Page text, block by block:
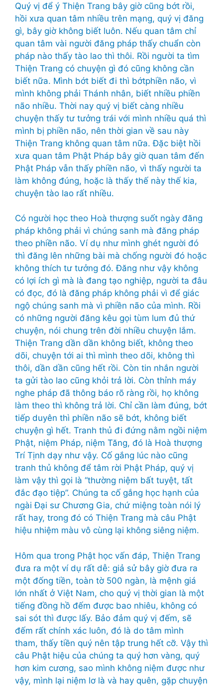
Quý vị để ý Thiện Trang bây giờ cũng bớt rồi,
hồi xưa quan tâm nhiều trên mạng, quý vị đăng
gì, bây giờ không biết luôn. Nếu quan tâm chỉ
quan tâm vài người đăng pháp thấy chuẩn còn
pháp nào thấy tào lao thì thôi. Rồi người ta tìm
Thiện Trang có chuyện gì đó cũng không cần
biết nữa. Mình bớt biết đi thì bớtphiền não, vì
mình không phải Thánh nhân, biết nhiều phiền
não nhiều. Thời nay quý vị biết càng nhiều
chuyện thấy tư tưởng trái với mình nhiều quá thì
mình bị phiền não, nên thời gian về sau này
Thiện Trang không quan tâm nữa. Đặc biệt hồi
xưa quan tâm Phật Pháp bây giờ quan tâm đến
Phật Pháp vẫn thấy phiền não, vì thấy người ta
làm không đúng, hoặc là thấy thế này thế kia,
chuyện tào lao rất nhiều.
Có người học theo Hoà thượng suốt ngày đăng
pháp không phải vì chúng sanh mà đăng pháp
theo phiền não. Ví dụ như mình ghét người đó
thì đăng lên những bài mà chống người đó hoặc
không thích tư tưởng đó. Đăng như vậy không
có lợi ích gì mà là đang tạo nghiệp, người ta đâu
có đọc, đó là đăng pháp không phải vì để giác
ngộ chúng sanh mà vì phiền não của mình. Rồi
có những người đăng kêu gọi tùm lum đủ thứ
chuyện, nói chung trên đời nhiều chuyện lắm.
Thiện Trang dần dần không biết, không theo
dõi, chuyện tới ai thì mình theo dõi, không thì
thôi, dần dần cũng hết rồi. Còn tin nhắn người
ta gửi tào lao cũng khỏi trả lời. Còn thỉnh máy
nghe pháp đã thông báo rõ ràng rồi, họ không
làm theo thì không trả lời. Chỉ cần làm đúng, bớt
tiếp duyên thì phiền não sẽ bớt, không biết
chuyện gì hết. Tranh thủ đi đứng nằm ngồi niệm
Phật, niệm Pháp, niệm Tăng, đó là Hoà thượng
Trí Tịnh dạy như vậy. Cố gắng lúc nào cũng
tranh thủ không để tâm rời Phật Pháp, quý vị
làm vậy thì gọi là “thường niệm bất tuyệt, tất
đắc đạo tiệp”. Chúng ta cố gắng học hạnh của
ngài Đại sư Chương Gia, chứ miệng toàn nói lý
rất hay, trong đó có Thiện Trang mà câu Phật
hiệu nhiệm màu vô cùng lại không siêng niệm.
Hôm qua trong Phật học vấn đáp, Thiện Trang
đưa ra một ví dụ rất dễ: giả sử bây giờ đưa ra
một đống tiền, toàn tờ 500 ngàn, là mệnh giá
lớn nhất ở Việt Nam, cho quý vị thời gian là một
tiếng đồng hồ đếm được bao nhiêu, không có
sai sót thì được lấy. Bảo đảm quý vị đếm, sẽ
đếm rất chính xác luôn, đó là do tâm mình
tham, thấy tiền quý nên tập trung hết cỡ. Vậy thì
câu Phật hiệu của chúng ta quý hơn vàng, quý
hơn kim cương, sao mình không niệm được như
vậy, mình lại niệm lơ là và hay quên, gặp chuyện